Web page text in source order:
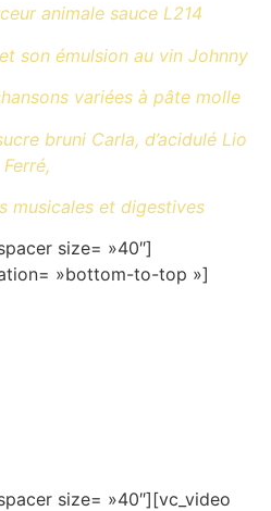
animale sauce L214
son émulsion au vin Johnny
variées à pâte molle
bruni Carla, d’acidulé Lio
Ferré,
musicales et digestives
size= »40″]
»bottom-to-top »]
size= »40″][vc_video